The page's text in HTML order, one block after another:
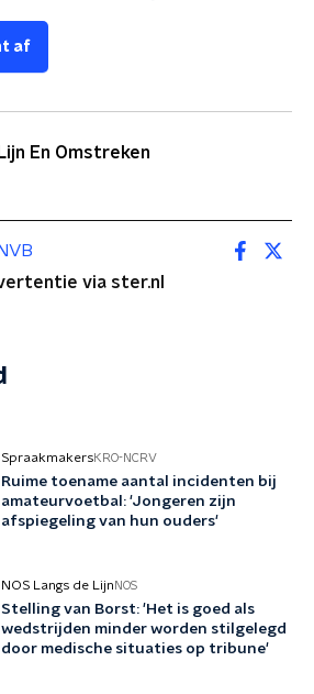
af
En Omstreken
via ster.nl
SpraakmakersKRO-NCRV
Ruime toename aantal incidenten bij
amateurvoetbal: 'Jongeren zijn
afspiegeling van hun ouders'
NOS Langs de Lijn NOS
Stelling van Borst: 'Het is goed als
wedstrijden minder worden stilgelegd
door medische situaties op tribune'